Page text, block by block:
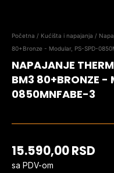
Početna / Kućišta i napajanja /
80+Bronze - Modular, PS-SPD-
NAPAJANJE
BM3 80+BRONZE -
0850MNFABE-3
15.590,00RSD
sa PDV-om